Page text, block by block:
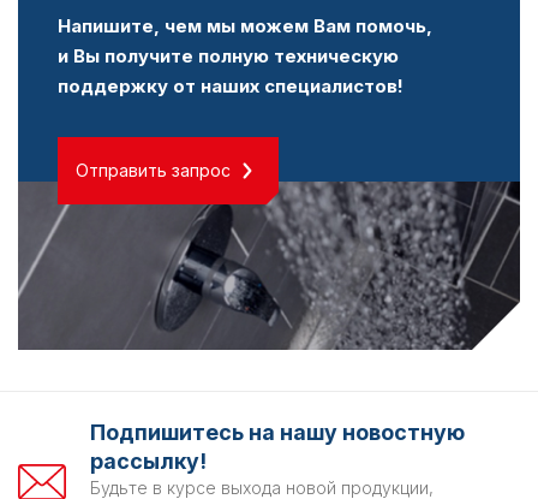
Напишите, чем мы можем Вам помочь,
и Вы получите полную техническую
поддержку от наших специалистов!
Отправить запрос
Подпишитесь на нашу новостную
рассылку!
Будьте в курсе выхода новой продукции,